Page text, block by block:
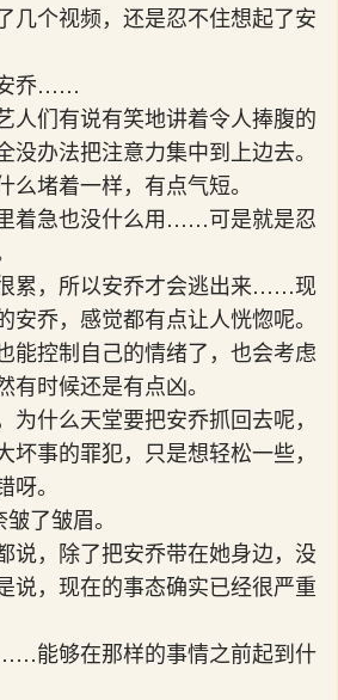
几个视频，还是忍不住想起了安
乔……
人们有说有笑地讲着令人捧腹的
没办法把注意力集中到上边去。
么堵着一样，有点气短。
着急也没什么用……可是就是忍
累，所以安乔才会逃出来……现
安乔，感觉都有点让人恍惚呢。
能控制自己的情绪了，也会考虑
时候还是有点凶。
什么天堂要把安乔抓回去呢，
坏事的罪犯，只是想轻松一些，
。
了皱眉。
说，除了把安乔带在她身边，没
说，现在的事态确实已经很严重
能够在那样的事情之前起到什